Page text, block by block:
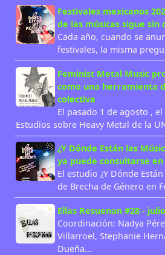
Festivales mexicanos
de las músicas sigue sin
Cada año, cuando se
festivales, la misma
Feminist Metal Music
como una herramienta
colectiva
El pasado 1 de agosto ,
Estudios sobre Heavy Metal de la
¿Y Dónde Están las
ya puede consultarse
El estudio ¿Y Dónde
de Brecha de Género en
Ellas Resuenan #28 -
Coordinación: Nadya
Villarroel, Stephanie
Dueña…